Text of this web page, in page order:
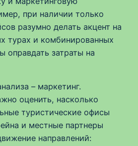
при наличии только
разумно делать акцент на
турах и комбинированных
оправдать затраты на
– маркетинг.
оценить, насколько
туристические офисы
и местные партнеры
направлений: